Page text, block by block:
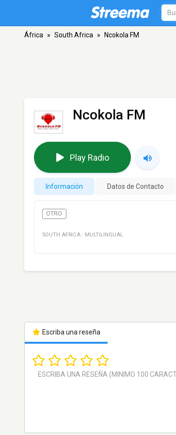
África » South Africa » Ncokola FM
Ncokola FM
Play Radio
Información Datos de Contacto
OTRO
SOUTH AFRICA · MULTILINGUAL
Escriba una reseña